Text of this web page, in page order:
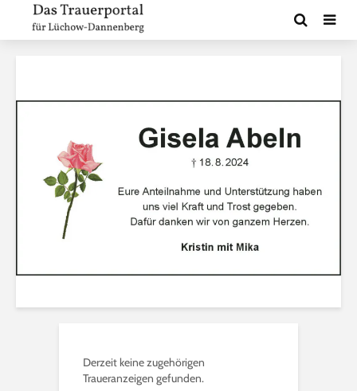
Derzeit keine zugehörigen
Traueranzeigen gefunden.